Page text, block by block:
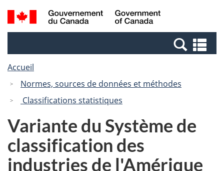
Passer
au
Passer
à
Canada
Recherche
et
et
Accueil
Normes, sources de données et méthodes
Classifications statistiques
Variante du Système de
classification des
industries de l'Amérique